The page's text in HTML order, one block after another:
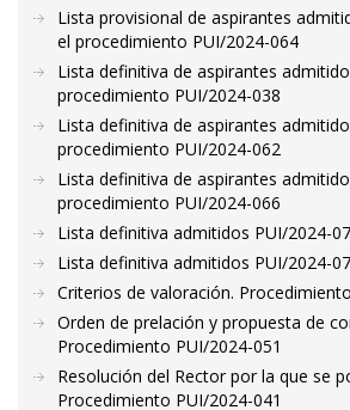
Lista provisional de aspirantes
el procedimiento PUI/2024-064
Lista definitiva de aspirantes
procedimiento PUI/2024-038
Lista definitiva de aspirantes
procedimiento PUI/2024-062
Lista definitiva de aspirantes
procedimiento PUI/2024-066
Lista definitiva admitidos PUI/2024-
Lista definitiva admitidos PUI/2024-
Criterios de valoración.
Orden de prelación y propuesta de
Procedimiento PUI/2024-051
Resolución del Rector por la que se
Procedimiento PUI/2024-041